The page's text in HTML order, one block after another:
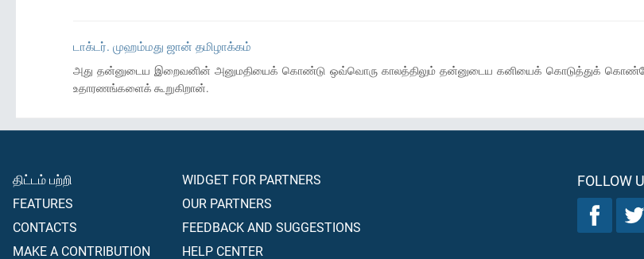
டாக்டர். முஹம்மது ஜான் தமிழாக்கம்
அது தன்னுடைய இறைவனின் அனுமதியைக் கொண்டு ஒவ்வொரு காலத்திலும் தன்னுடைய கனியைக் கொடுத்துக் கொண்டே
உதாரணங்களைக் கூறுகிறான்.
திட்டம் பற்றி
FEATURES
CONTACTS
MAKE A CONTRIBUTION
WIDGET FOR PARTNERS
OUR PARTNERS
FEEDBACK AND SUGGESTIONS
HELP CENTER
FOLLOW